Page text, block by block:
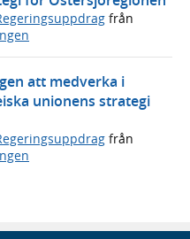
från
att medverka i
unionens strategi
från